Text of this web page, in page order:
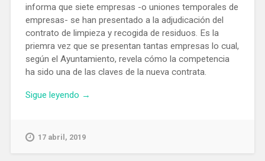
informa que siete empresas -o uniones temporales de
empresas- se han presentado a la adjudicación del
contrato de limpieza y recogida de residuos. Es la
priemra vez que se presentan tantas empresas lo cual,
según el Ayuntamiento, revela cómo la competencia
ha sido una de las claves de la nueva contrata.
Sigue leyendo «Siete
presentan
→
17 abril, 2019